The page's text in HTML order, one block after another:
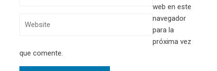
web en este
navegador
para la
próxima vez
que comente.